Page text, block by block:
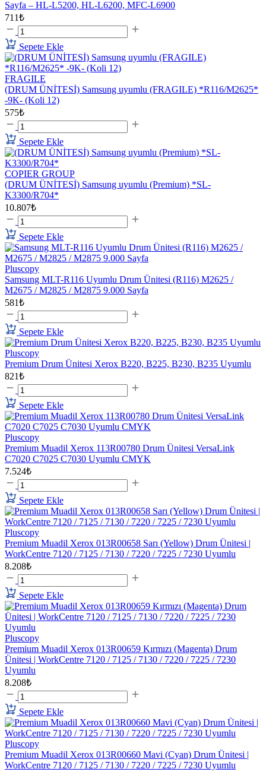
Sayfa – HL-L5200, HL-L6200, MFC-L6900
711₺
Sepete Ekle
FRAGILE
(DRUM ÜNİTESİ) Samsung uyumlu (FRAGILE) *R116/M2625*
-9K- (Koli 12)
575₺
Sepete Ekle
COPIER GROUP
(DRUM ÜNİTESİ) Samsung uyumlu (Premium) *SL-
K3300/R704*
10.807₺
Sepete Ekle
Pluscopy
Samsung MLT-R116 Uyumlu Drum Ünitesi (R116) M2625 /
M2675 / M2825 / M2875 9.000 Sayfa
581₺
Sepete Ekle
Pluscopy
Premium Drum Ünitesi Xerox B220, B225, B230, B235 Uyumlu
821₺
Sepete Ekle
Pluscopy
Premium Muadil Xerox 113R00780 Drum Ünitesi VersaLink
C7020 C7025 C7030 Uyumlu CMYK
7.524₺
Sepete Ekle
Pluscopy
Premium Muadil Xerox 013R00658 Sarı (Yellow) Drum Ünitesi |
WorkCentre 7120 / 7125 / 7130 / 7220 / 7225 / 7230 Uyumlu
8.208₺
Sepete Ekle
Pluscopy
Premium Muadil Xerox 013R00659 Kırmızı (Magenta) Drum
Ünitesi | WorkCentre 7120 / 7125 / 7130 / 7220 / 7225 / 7230
Uyumlu
8.208₺
Sepete Ekle
Pluscopy
Premium Muadil Xerox 013R00660 Mavi (Cyan) Drum Ünitesi |
WorkCentre 7120 / 7125 / 7130 / 7220 / 7225 / 7230 Uyumlu